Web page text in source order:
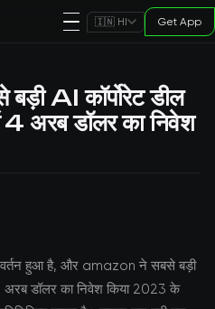
🇮🇳 HI Get App
AI कॉर्पोरेट डील
डॉलर का निवेश
हुआ है, और amazon ने सबसे बड़ी
डॉलर का निवेश किया 2023 के